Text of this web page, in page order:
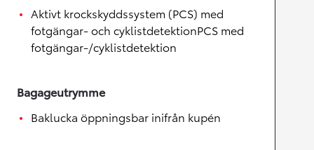
Aktivt krockskyddssystem (PCS) med
fotgängar- och cyklistdetektionPCS med
fotgängar-/cyklistdetektion
Bagageutrymme
Baklucka öppningsbar inifrån kupén